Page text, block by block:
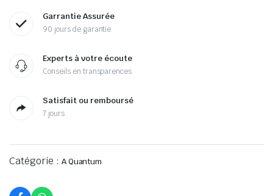
Garrantie Assurée
90 jours de garantie
Experts à votre écoute
Conseils en transparences
Satisfait ou remboursé
7 jours
Catégorie : A Quantum